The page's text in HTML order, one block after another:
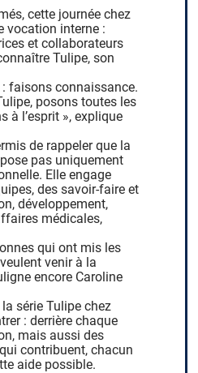
cette journée chez
vocation interne :
et collaborateurs
Tulipe, son
: faisons connaissance.
posons toutes les
à l’esprit », explique
de rappeler que la
pas uniquement
Elle engage
des savoir-faire et
développement,
médicales,
qui ont mis les
venir à la
encore Caroline
la série Tulipe chez
: derrière chaque
mais aussi des
contribuent, chacun
aide possible.